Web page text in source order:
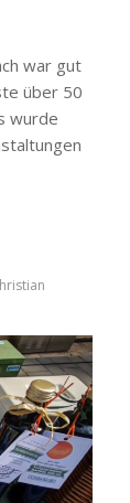
war gut
über 50
wur­de